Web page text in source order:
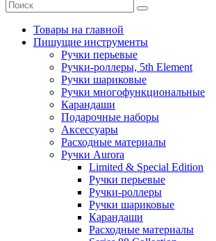
Товары на главной
Пишущие инструменты
Ручки перьевые
Ручки-роллеры, 5th Element
Ручки шариковые
Ручки многофункциональные
Карандаши
Подарочные наборы
Аксессуары
Расходные материалы
Ручки Aurora
Limited & Special Edition
Ручки перьевые
Ручки-роллеры
Ручки шариковые
Карандаши
Расходные материалы